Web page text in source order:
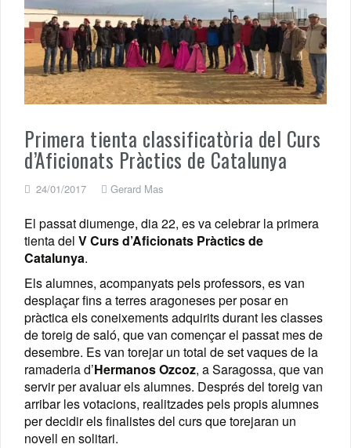
Primera tienta classificatòria del Curs
d’Aficionats Pràctics de Catalunya
24/01/2017 Gerard Mas
El passat diumenge, dia 22, es va celebrar la primera
tienta del V Curs d’Aficionats Pràctics de
Catalunya.
Els alumnes, acompanyats pels professors, es van
desplaçar fins a terres aragoneses per posar en
pràctica els coneixements adquirits durant les classes
de toreig de saló, que van començar el passat mes de
desembre. Es van torejar un total de set vaques de la
ramaderia d’Hermanos Ozcoz, a Saragossa, que van
servir per avaluar els alumnes. Després del toreig van
arribar les votacions, realitzades pels propis alumnes
per decidir els finalistes del curs que torejaran un
novell en solitari.